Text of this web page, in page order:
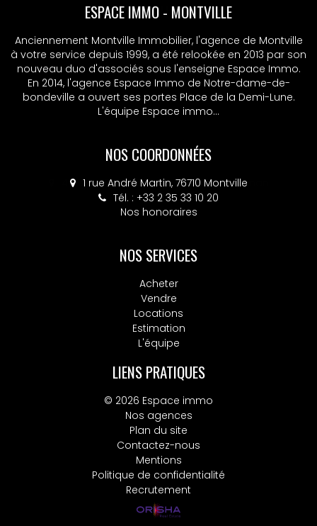
ESPACE IMMO - MSA
Anciennement Montville Immobilier, l'agence de Montville
à votre service depuis 1999, a été relookée en 2013 par son
nouveau duo d'associés sous l'enseigne Espace Immo.
En 2014, l'agence Espace Immo de Notre-dame-de-
bondeville a ouvert ses portes Place de la Demi-Lune.
L'équipe Espace immo...
NOS COORDONNÉES
4 place Colbert, 76130 Mont-Saint-Aignan
Tél. : +33 2 32 10 52 14
Nos honoraires
NOS SERVICES
Acheter
Vendre
Locations
Estimation
L'équipe
LIENS PRATIQUES
© 2026 Espace immo
Nos agences
Plan du site
Contactez-nous
Mentions
Politique de confidentialité
Recrutement